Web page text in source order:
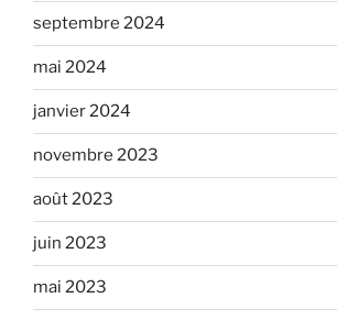
septembre 2024
mai 2024
janvier 2024
novembre 2023
août 2023
juin 2023
mai 2023